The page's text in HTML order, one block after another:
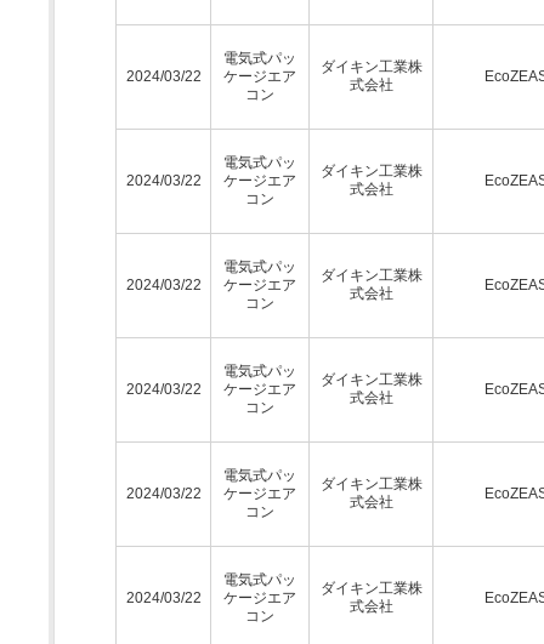
2024/03/22
電気式パッ
ケージエア
コン
ダイキン工業株
式会社
2024/03/22
電気式パッ
ケージエア
コン
ダイキン工業株
式会社
2024/03/22
電気式パッ
ケージエア
コン
ダイキン工業株
式会社
2024/03/22
電気式パッ
ケージエア
コン
ダイキン工業株
式会社
2024/03/22
電気式パッ
ケージエア
コン
ダイキン工業株
式会社
2024/03/22
電気式パッ
ケージエア
コン
ダイキン工業株
式会社